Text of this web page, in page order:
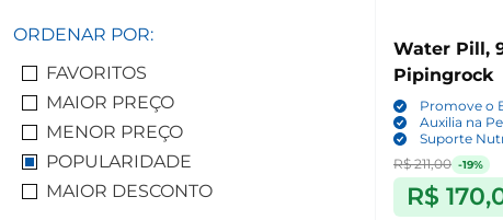
ORDENAR POR:
FAVORITOS
MAIOR PREÇO
MENOR PREÇO
POPULARIDADE
MAIOR DESCONTO
Water Pill,
Pipingrock
Promove o
Auxilia na
Suporte
R$ 211,00 -19%
R$